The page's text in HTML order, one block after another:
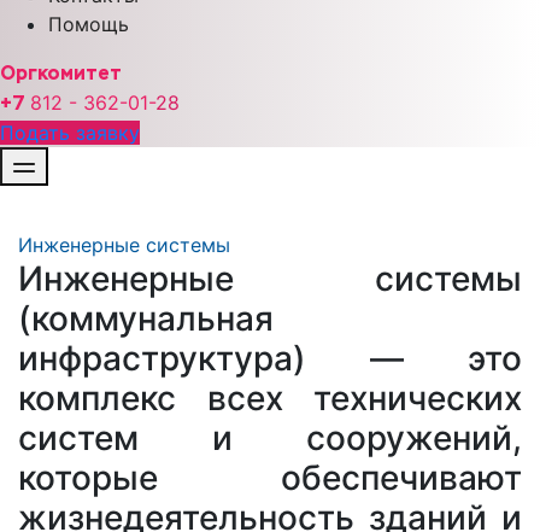
Помощь
Оргкомитет
+7 812 - 362-01-28
Подать заявку
Инженерные системы
Инженерные системы
(коммунальная
инфраструктура) — это
комплекс всех технических
систем и сооружений,
которые обеспечивают
жизнедеятельность зданий и